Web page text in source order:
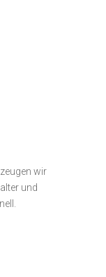
wir
und